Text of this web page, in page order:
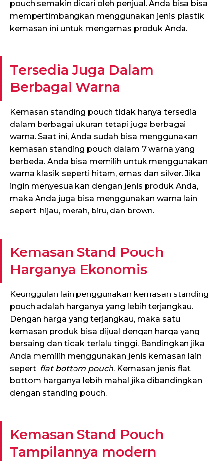
pouch semakin dicari oleh penjual. Anda bisa bisa
mempertimbangkan menggunakan jenis plastik
kemasan ini untuk mengemas produk Anda.
Tersedia Juga Dalam
Berbagai Warna
Kemasan standing pouch tidak hanya tersedia
dalam berbagai ukuran tetapi juga berbagai
warna. Saat ini, Anda sudah bisa menggunakan
kemasan standing pouch dalam 7 warna yang
berbeda. Anda bisa memilih untuk menggunakan
warna klasik seperti hitam, emas dan silver. Jika
ingin menyesuaikan dengan jenis produk Anda,
maka Anda juga bisa menggunakan warna lain
seperti hijau, merah, biru, dan brown.
Kemasan Stand Pouch
Harganya Ekonomis
Keunggulan lain penggunakan kemasan standing
pouch adalah harganya yang lebih terjangkau.
Dengan harga yang terjangkau, maka satu
kemasan produk bisa dijual dengan harga yang
bersaing dan tidak terlalu tinggi. Bandingkan jika
Anda memilih menggunakan jenis kemasan lain
seperti flat bottom pouch. Kemasan jenis flat
bottom harganya lebih mahal jika dibandingkan
dengan standing pouch.
Kemasan Stand Pouch
Tampilannya modern